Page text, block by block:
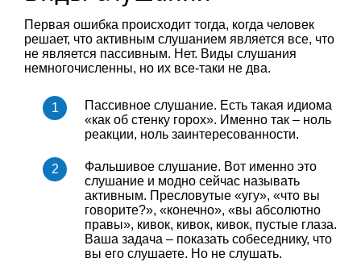
Первая ошибка происходит тогда, когда человек
решает, что активным слушанием является все, что
не является пассивным. Нет. Виды слушания
немногочисленны, но их все-таки не два.
Пассивное слушание. Есть такая идиома
«как об стенку горох». Именно так – ноль
реакции, ноль заинтересованности.
Фальшивое слушание. Вот именно это
слушание и модно сейчас называть
активным. Пресловутые «угу», «что вы
говорите?», «конечно», «вы абсолютно
правы», кивок, кивок, кивок, пустые глаза.
Ваша задача – показать собеседнику, что
вы его слушаете. Но не слушать.